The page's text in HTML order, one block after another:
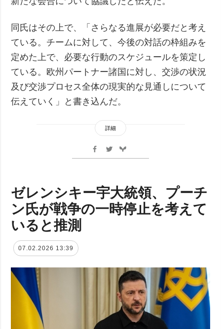
同氏はその上で、「さらなる進展が必要だと考え
ている。チームに対して、今後の対話の枠組みを
定めた上で、必要な行動のスケジュールを策定し
ている。欧州パートナー諸国に対し、交渉の状況
及び交渉プロセス全体の現実的な見通しについて
伝えていく」と書き込んだ。
詳細
ゼレンシキー宇大統領、プーチ
ン氏が戦争の一時停止を考えて
いると推測
07.02.2026 13:39